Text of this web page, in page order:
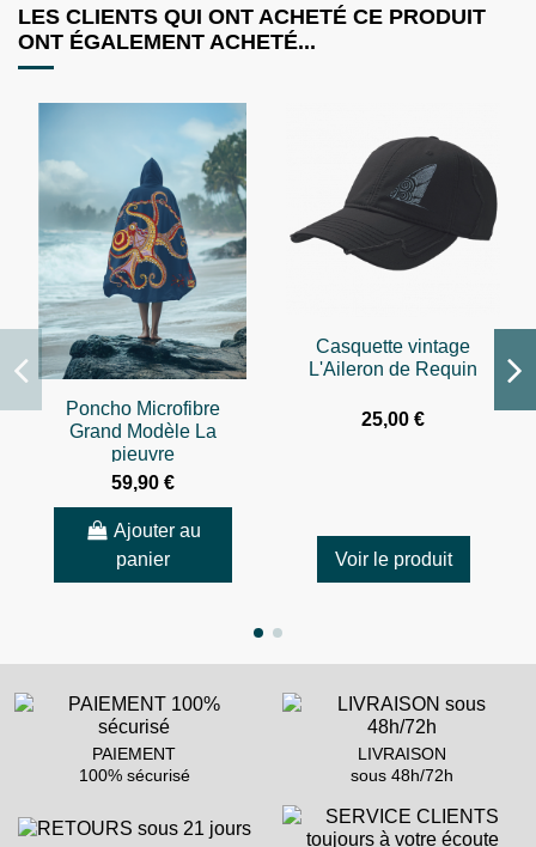
LES CLIENTS QUI ONT ACHETÉ CE PRODUIT
ONT ÉGALEMENT ACHETÉ...
Poncho Microfibre
Grand Modèle La
pieuvre
59,90 €
Ajouter au
panier
Casquette vintage
L'Aileron de Requin
25,00 €
Voir le produit
PAIEMENT
100% sécurisé
LIVRAISON
sous 48h/72h